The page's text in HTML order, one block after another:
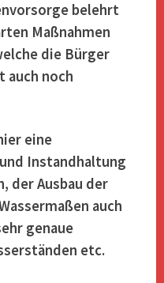
belehrt
Maßnahmen
die Bürger
auch noch
eine
Instandhaltung
der Ausbau der
auch
genaue
etc.